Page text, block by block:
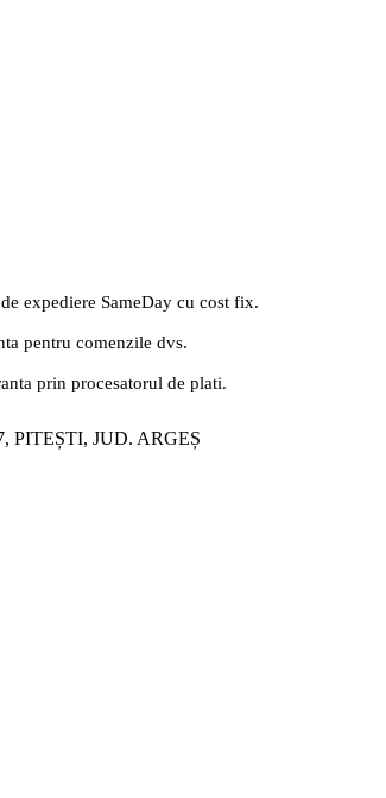
expediere SameDay cu cost fix.
pentru comenzile dvs.
prin procesatorul de plati.
PITEȘTI, JUD. ARGEȘ